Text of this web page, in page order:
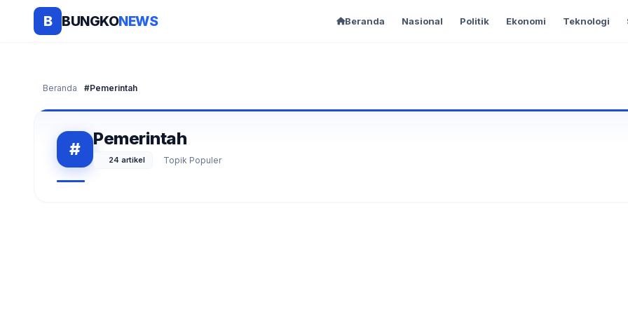
B BUNGKONEWS Beranda Nasional Politik Ekonomi Teknologi
Beranda #Pemerintah
# Pemerintah
24 artikel Topik Populer